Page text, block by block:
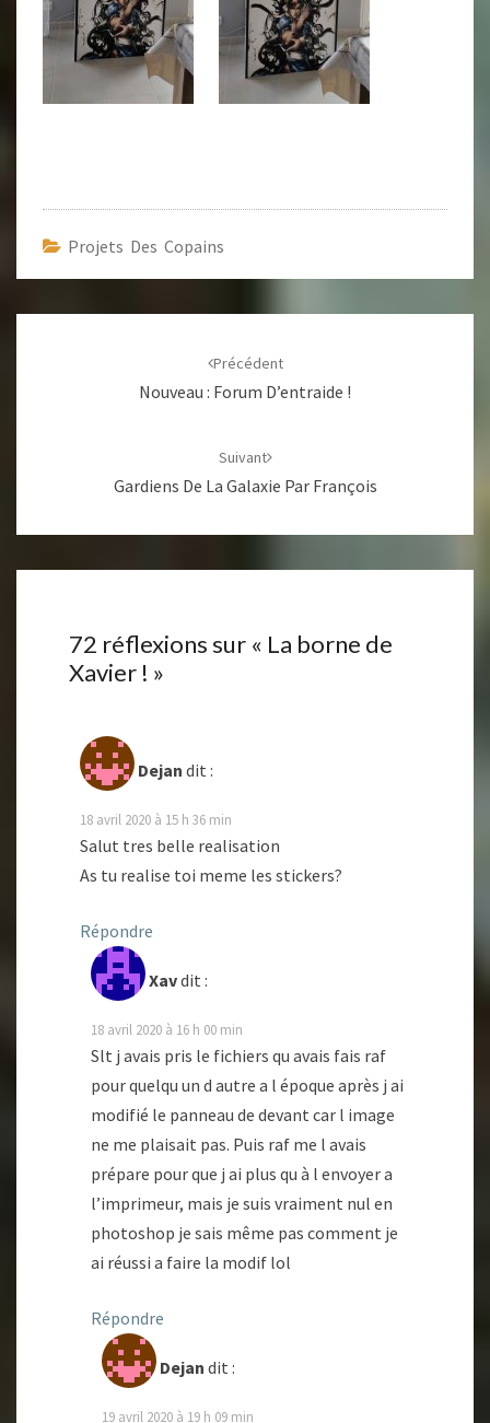
Projets Des Copains
Précédent
Nouveau : Forum D’entraide !
Suivant
Gardiens De La Galaxie Par François
72 réflexions sur « La borne de
Xavier ! »
Dejan dit :
18 avril 2020 à 15 h 36 min
Salut tres belle realisation
As tu realise toi meme les stickers?
Répondre
Xavdit :
18 avril 2020 à 16 h 00 min
Slt j avais pris le fichiers qu avais fais raf
pour quelqu un d autre a l époque après j ai
modifié le panneau de devant car l image
ne me plaisait pas. Puis raf me l avais
prépare pour que j ai plus qu à l envoyer a
l’imprimeur, mais je suis vraiment nul en
photoshop je sais même pas comment je
ai réussi a faire la modif lol
Répondre
Dejan dit :
19 avril 2020 à 19 h 09 min